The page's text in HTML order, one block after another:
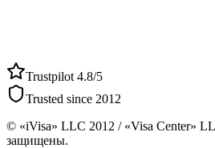
Trustpilot 4.8/5
Trusted since 2012
© «iVisa» LLC 2012 / «Visa Center»
защищены.